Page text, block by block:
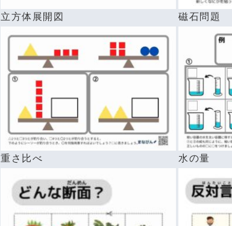
立方体展開図 磁石問題
重さ比べ 水の量